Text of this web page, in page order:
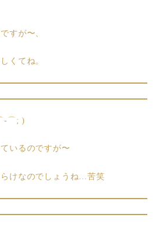
すが〜、
くてね。
⌒; )
いるのですが〜
けなのでしょうね…苦笑